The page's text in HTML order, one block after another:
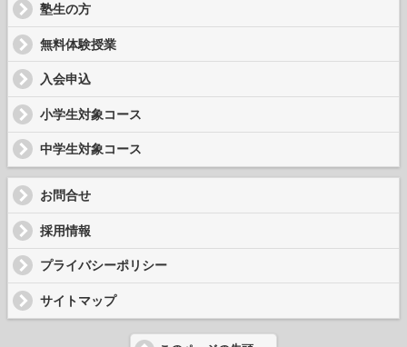
塾生の方
無料体験授業
入会申込
小学生対象コース
中学生対象コース
お問合せ
採用情報
プライバシーポリシー
サイトマップ